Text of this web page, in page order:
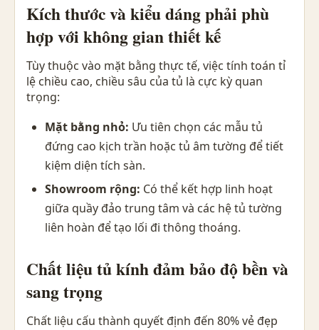
Kích thước và kiểu dáng phải phù
hợp với không gian thiết kế
Tùy thuộc vào mặt bằng thực tế, việc tính toán tỉ
lệ chiều cao, chiều sâu của tủ là cực kỳ quan
trọng:
Mặt bằng nhỏ: Ưu tiên chọn các mẫu tủ
đứng cao kịch trần hoặc tủ âm tường để tiết
kiệm diện tích sàn.
Showroom rộng: Có thể kết hợp linh hoạt
giữa quầy đảo trung tâm và các hệ tủ tường
liên hoàn để tạo lối đi thông thoáng.
Chất liệu tủ kính đảm bảo độ bền và
sang trọng
Chất liệu cấu thành quyết định đến 80% vẻ đẹp